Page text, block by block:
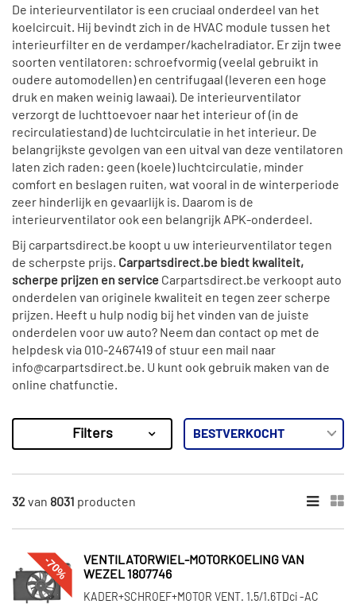
De interieurventilator is een cruciaal onderdeel van het
koelcircuit. Hij bevindt zich in de HVAC module tussen het
interieurfilter en de verdamper/kachelradiator. Er zijn twee
soorten ventilatoren: schroefvormig (veelal gebruikt in
oudere automodellen) en centrifugaal (leveren een hoge
druk en maken weinig lawaai). De interieurventilator
verzorgt de luchttoevoer naar het interieur of (in de
recirculatiestand) de luchtcirculatie in het interieur. De
belangrijkste gevolgen van een uitval van deze ventilatoren
laten zich raden: geen (koele) luchtcirculatie, minder
comfort en beslagen ruiten, wat vooral in de winterperiode
zeer hinderlijk en gevaarlijk is. Daarom is de
interieurventilator ook een belangrijk APK-onderdeel.
Bij carpartsdirect.be koopt u uw interieurventilator tegen
de scherpste prijs. Carpartsdirect.be biedt kwaliteit,
scherpe prijzen en service Carpartsdirect.be verkoopt auto
onderdelen van originele kwaliteit en tegen zeer scherpe
prijzen. Heeft u hulp nodig bij het vinden van de juiste
onderdelen voor uw auto? Neem dan contact op met de
helpdesk via 010-2467419 of stuur een mail naar
info@carpartsdirect.be. U kunt ook gebruik maken van de
online chatfunctie.
Resultaten
×
Van Wezel (306)
Vemo (690)
Nissens (522)
Filters
32van 8031 producten
-70%
VENTILATORWIEL-MOTORKOELING VAN
WEZEL 1807746
KADER+SCHROEF+MOTOR VENT. 1.5/1.6TDci -AC